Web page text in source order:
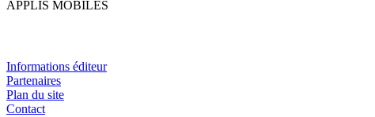
APPLIS MOBILES
Informations éditeur
Partenaires
Plan du site
Contact